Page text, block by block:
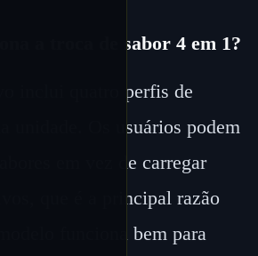
a troca de sabor 4 em 1?
inclui quatro perfis de
unidade. Os usuários podem
em vez de carregar
que é a principal razão
funciona bem para